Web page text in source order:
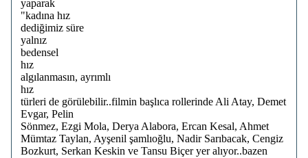
yaparak
"kadına hız
dediğimiz süre
yalnız
bedensel
hız
algılanmasın, ayrımlı
hız
türleri de görülebilir..filmin başlıca rollerinde Ali Atay, Demet
Evgar, Pelin
Sönmez, Ezgi Mola, Derya Alabora, Ercan Kesal, Ahmet
Mümtaz Taylan, Ayşenil şamlıoğlu, Nadir Sarıbacak, Cengiz
Bozkurt, Serkan Keskin ve Tansu Biçer yer alıyor..bazen